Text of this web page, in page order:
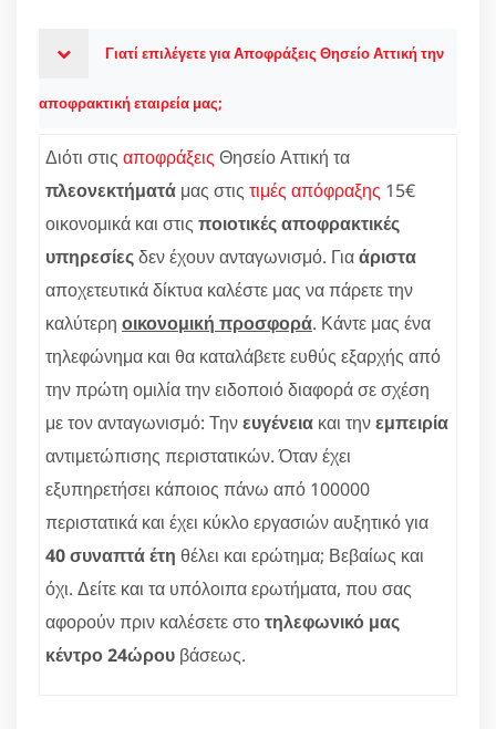
Γιατί επιλέγετε για Αποφράξεις Θησείο Αττική την
αποφρακτική εταιρεία μας;
Διότι στις αποφράξεις Θησείο Αττική τα
πλεονεκτήματά μας στις τιμές απόφραξης 15€
οικονομικά και στις ποιοτικές αποφρακτικές
υπηρεσίεςδεν έχουν ανταγωνισμό. Γιαάριστα
αποχετευτικά δίκτυα καλέστε μας να πάρετε την
καλύτερη οικονομική προσφορά. Κάντε μας ένα
τηλεφώνημα και θα καταλάβετε ευθύς εξαρχής από
την πρώτη ομιλία την ειδοποιό διαφορά σε σχέση
με τον ανταγωνισμό: Τηνευγένεια και τηνεμπειρία
αντιμετώπισης περιστατικών. Όταν έχει
εξυπηρετήσει κάποιος πάνω από 100000
περιστατικά και έχει κύκλο εργασιών αυξητικό για
40 συναπτά έτη θέλει και ερώτημα; Βεβαίως και
όχι. Δείτε και τα υπόλοιπα ερωτήματα, που σας
αφορούν πριν καλέσετε στοτηλεφωνικό μας
κέντρο 24ώρου βάσεως.